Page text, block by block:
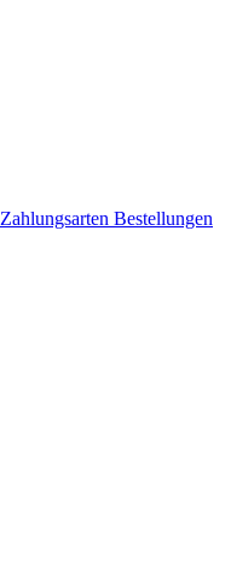
Zahlungsarten Bestellungen